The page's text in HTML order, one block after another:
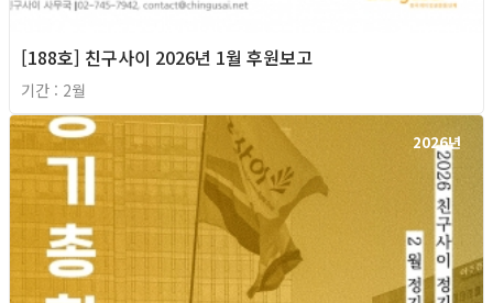
[188호] 친구사이 2026년 1월 후원보고
기간 : 2월
2026년